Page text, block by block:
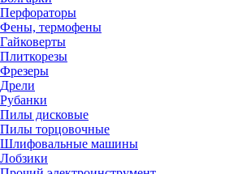
Перфораторы
Фены, термофены
Гайковерты
Плиткорезы
Фрезеры
Дрели
Рубанки
Пилы дисковые
Пилы торцовочные
Шлифовальные машины
Лобзики